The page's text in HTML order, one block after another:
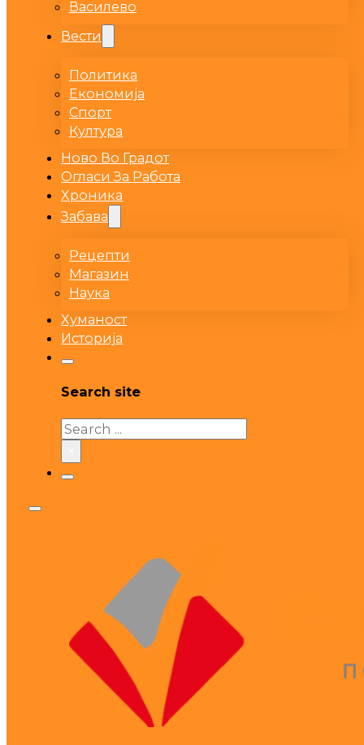
Василево
Вести
Политика
Економија
Спорт
Култура
Ново Во Градот
Огласи За Работа
Хроника
Забава
Рецепти
Магазин
Наука
Хуманост
Историја
Search site
Search